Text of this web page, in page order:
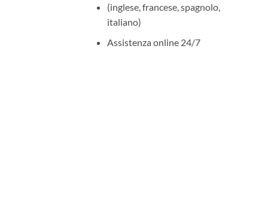
(inglese, francese, spagnolo,
italiano)
Assistenza online 24/7